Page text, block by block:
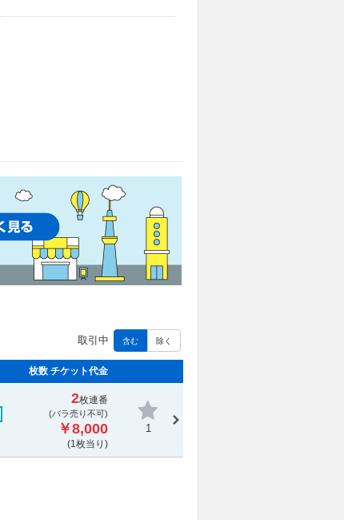
取引中 含む 除く
枚数 チケット代金
2枚連番
(バラ売り不可)
￥8,000
(1枚当り)
1